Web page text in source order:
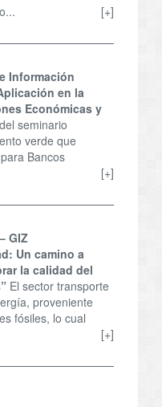
[+]
Información
en la
Económicas y
seminario
verde que
Bancos
[+]
GIZ
Un camino a
la calidad del
El sector transporte
proveniente
fósiles, lo cual
[+]